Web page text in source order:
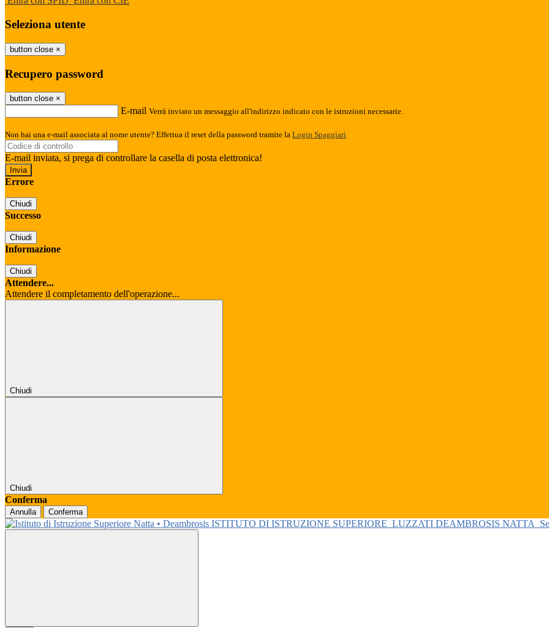
Seleziona utente
button close ×
Recupero password
button close ×
E-mail Verrà inviato un messaggio all'indirizzo indicato con le istruzioni necessarie.
Non hai una e-mail associata al nome utente? Effettua il reset della password tramite la Login Spaggiari
E-mail inviata, si prega di controllare la casella di posta elettronica!
Errore
Chiudi
Successo
Chiudi
Informazione
Chiudi
Attendere...
Attendere il completamento dell'operazione...
Chiudi
Chiudi
Conferma
Annulla Conferma
ISTITUTO DI ISTRUZIONE SUPERIORE LUZZATI DEAMBROSIS NATTA